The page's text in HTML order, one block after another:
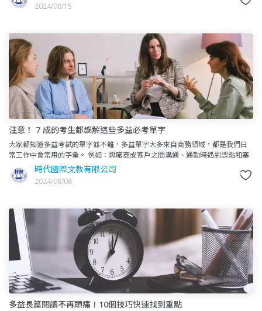
2024/08/15
注意！ 7 成的考生都誤解這些多益必考單字
大家都知道多益考試的單字並不難，多益單字大多來自商務領域，都是我們日
常工作中會常用的字彙。 例如：與廠商或客戶之間溝通、通勤時遇到誤點和塞
車問題、公司內部公告、出差時選擇航班和飯店、公司設備
時代國際文教有限公司
2024/08/08
多益長篇閱讀不再頭痛！10個技巧快速找到重點